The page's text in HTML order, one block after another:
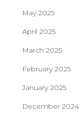
May 2025
April 2025
March 2025
February 2025
January 2025
December 2024